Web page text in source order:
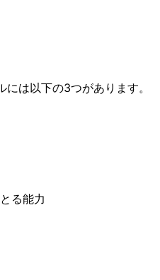
は以下の3つがあります。
る能力